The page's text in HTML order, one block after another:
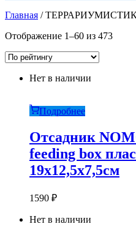
Главная /
Отображение 1–60 из 473
Нет в наличии
Подробнее
Отсадник
feeding box
19х12,5х7,5см
1590 ₽
Нет в наличии